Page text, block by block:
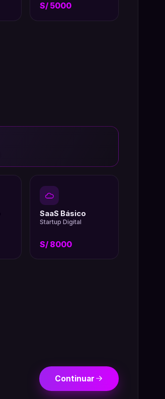
S/ 5000
SaaS Básico
Startup Digital
S/ 8000
Continuar